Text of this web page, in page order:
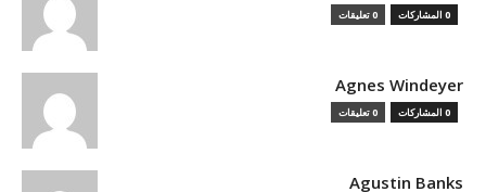
0 المشاركات 0 تعليقات
Agnes Windeyer
0 المشاركات 0 تعليقات
Agustin Banks